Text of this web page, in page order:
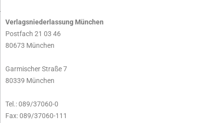
Verlagsniederlassung München
Postfach 21 03 46
80673 München
Garmischer Straße 7
80339 München
Tel.: 089/37060-0
Fax: 089/37060-111